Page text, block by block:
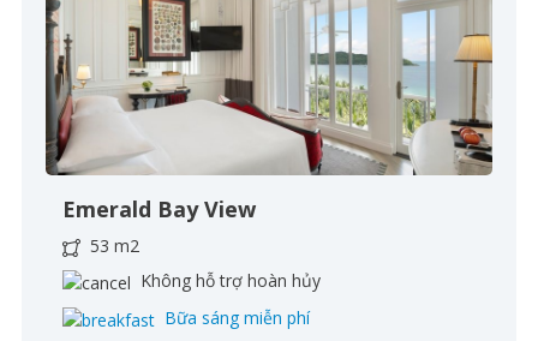
Emerald Bay View
53 m2
Không hỗ trợ hoàn hủy
Bữa sáng miễn phí